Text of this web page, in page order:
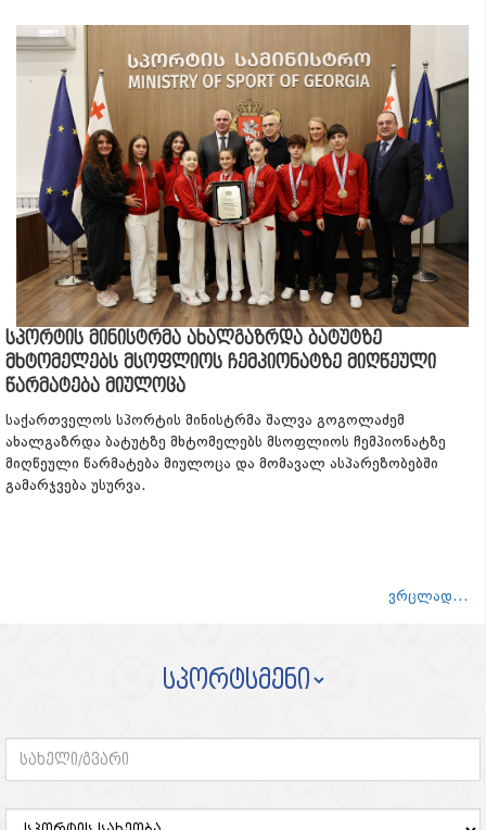
სპორტის მინისტრმა ახალგაზრდა ბატუტზე
მხტომელებს მსოფლიოს ჩემპიონატზე მიღწეული
წარმატება მიულოცა
საქართველოს სპორტის მინისტრმა შალვა გოგოლაძემ
ახალგაზრდა ბატუტზე მხტომელებს მსოფლიოს ჩემპიონატზე
მიღწეული წარმატება მიულოცა და მომავალ ასპარეზობებში
გამარჯვება უსურვა.
ვრცლად...